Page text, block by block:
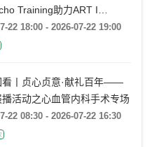
Training助力ART I
T. Hahn教授《主动脉瓣反
声培训：从病理机制到临床诊
22 18:00 - 2026-07-22 19:00
看丨贞心贞意·献礼百年——
活动之心血管内科手术专场
22 08:30 - 2026-07-22 16:30